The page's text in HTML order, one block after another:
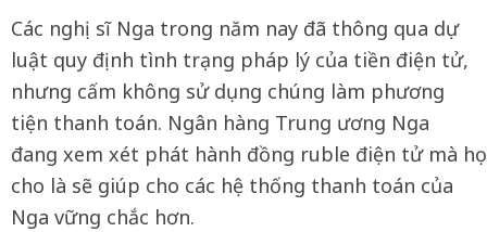
Các nghị sĩ Nga trong năm nay đã thông qua dự
luật quy định tình trạng pháp lý của tiền điện tử,
nhưng cấm không sử dụng chúng làm phương
tiện thanh toán. Ngân hàng Trung ương Nga
đang xem xét phát hành đồng ruble điện tử mà họ
cho là sẽ giúp cho các hệ thống thanh toán của
Nga vững chắc hơn.